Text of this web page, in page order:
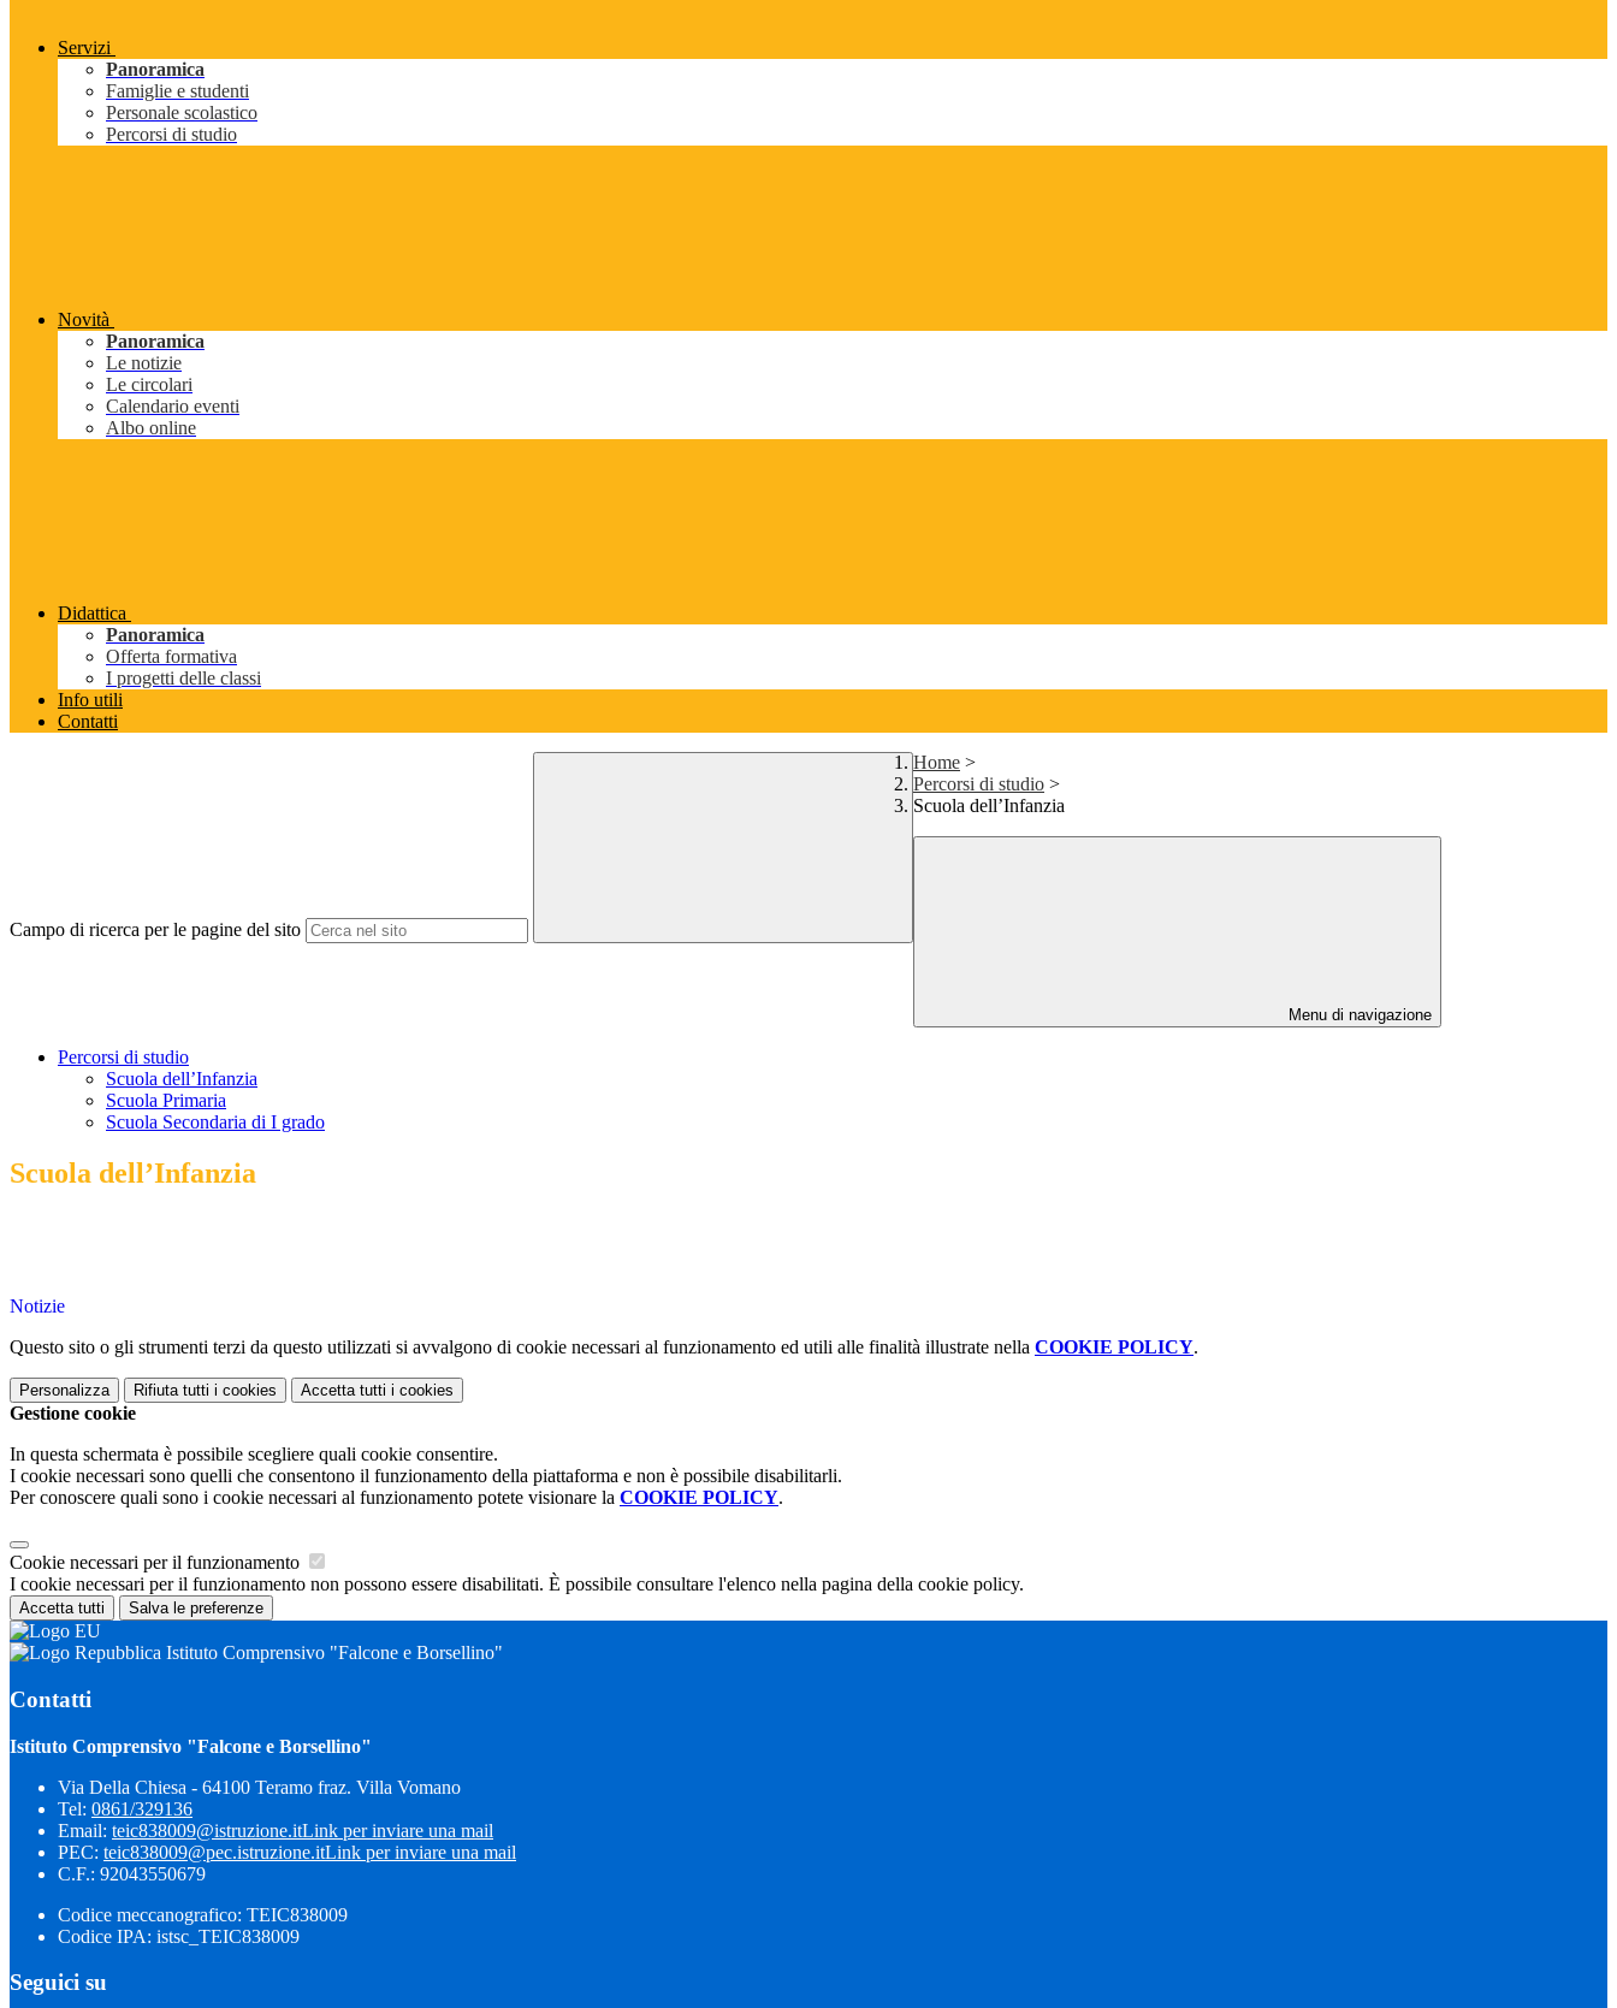
Servizi
Panoramica
Famiglie e studenti
Personale scolastico
Percorsi di studio
Novità
Panoramica
Le notizie
Le circolari
Calendario eventi
Albo online
Didattica
Panoramica
Offerta formativa
I progetti delle classi
Info utili
Contatti
Campo di ricerca per le pagine del sito
Home >
Percorsi di studio >
Scuola dell’Infanzia
Menu di navigazione
Percorsi di studio
Scuola dell’Infanzia
Scuola Primaria
Scuola Secondaria di I grado
Scuola dell’Infanzia
Notizie
Questo sito o gli strumenti terzi da questo utilizzati si avvalgono di cookie necessari al funzionamento ed utili alle finalità illustrate nella COOKIE POLICY.
Personalizza Rifiuta tutti i cookies Accetta tutti i cookies
Gestione cookie
In questa schermata è possibile scegliere quali cookie consentire.
I cookie necessari sono quelli che consentono il funzionamento della piattaforma e non è possibile disabilitarli.
Per conoscere quali sono i cookie necessari al funzionamento potete visionare la COOKIE POLICY.
Cookie necessari per il funzionamento
I cookie necessari per il funzionamento non possono essere disabilitati. È possibile consultare l'elenco nella pagina della cookie policy.
Accetta tutti Salva le preferenze
Istituto Comprensivo "Falcone e Borsellino"
Contatti
Istituto Comprensivo "Falcone e Borsellino"
Via Della Chiesa - 64100 Teramo fraz. Villa Vomano
Tel: 0861/329136
Email: teic838009@istruzione.itLink per inviare una mail
PEC: teic838009@pec.​istruzione.itLink per inviare una mail
C.F.: 92043550679
Codice meccanografico: TEIC838009
Codice IPA: istsc_TEIC838009
Seguici su